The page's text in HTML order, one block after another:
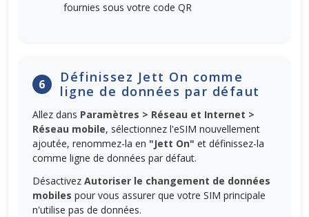
fournies sous votre code QR
6
Définissez Jett On comme
ligne de données par défaut
Allez dans Paramètres > Réseau et Internet >
Réseau mobile, sélectionnez l'eSIM nouvellement
ajoutée, renommez-la en "Jett On" et définissez-la
comme ligne de données par défaut.
Désactivez Autoriser le changement de données
mobiles pour vous assurer que votre SIM principale
n'utilise pas de données.